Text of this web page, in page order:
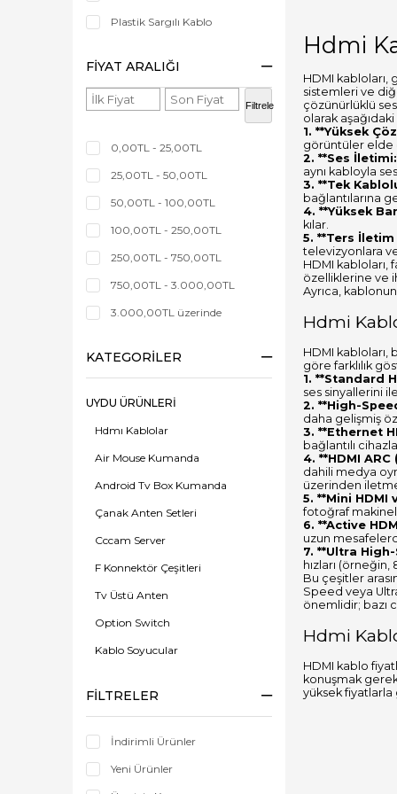
Plastik Sargılı Kablo
FIYAT ARALIĞI
Filtrele
0,00TL - 25,00TL
25,00TL - 50,00TL
50,00TL - 100,00TL
100,00TL - 250,00TL
250,00TL - 750,00TL
750,00TL - 3.000,00TL
3.000,00TL üzerinde
KATEGORILER
UYDU ÜRÜNLERİ
Hdmı Kablolar
Air Mouse Kumanda
Android Tv Box Kumanda
Çanak Anten Setleri
Cccam Server
F Konnektör Çeşitleri
Tv Üstü Anten
Option Switch
Kablo Soyucular
Mobil-Marin (Yat) Anteni
Multifeed Aparatlar
Wi-fi Adaptörler
FILTRELER
İndirimli Ürünler
Yeni Ürünler
Hdmi
HDMI
sistemleri ve
çözünürlüklü
olarak
1. **Yüksek
görüntüler elde
2. **Ses
aynı kabloyla
3. **Tek
bağlantılarına
4. **Yüksek
kılar.
5. **Ters
televizyonlara
HDMI kabloları,
özelliklerine ve
Ayrıca,
Hdmi
HDMI kabloları,
göre farklılık
1. **Standard
ses sinyallerini
2. **High-
daha gelişmiş
3. **Ethernet
bağlantılı
4. **HDMI
dahili medya
üzerinden
5. **Mini HDMI
fotoğraf
6. **Active
uzun
7. **Ultra High-
hızları
Bu çeşitler
Speed veya
önemlidir; bazı
Hdmi
HDMI kablo
konuşmak
yüksek fiyatlarla